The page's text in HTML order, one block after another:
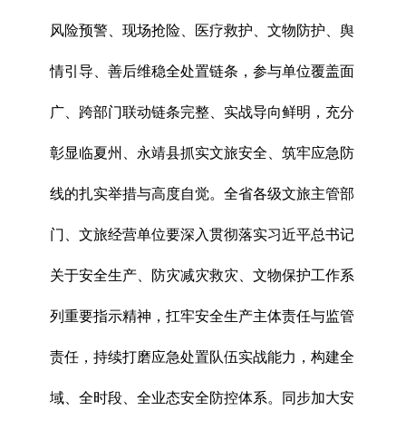
风险预警、现场抢险、医疗救护、文物防护、舆
情引导、善后维稳全处置链条，参与单位覆盖面
广、跨部门联动链条完整、实战导向鲜明，充分
彰显临夏州、永靖县抓实文旅安全、筑牢应急防
线的扎实举措与高度自觉。全省各级文旅主管部
门、文旅经营单位要深入贯彻落实习近平总书记
关于安全生产、防灾减灾救灾、文物保护工作系
列重要指示精神，扛牢安全生产主体责任与监管
责任，持续打磨应急处置队伍实战能力，构建全
域、全时段、全业态安全防控体系。同步加大安